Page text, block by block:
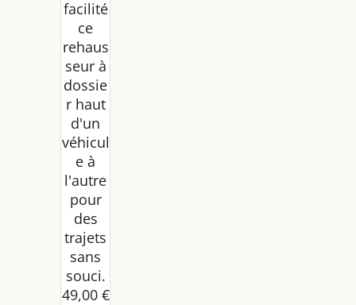
facilité
ce
rehaus
seur à
dossie
r haut
d'un
véhicul
e à
l'autre
pour
des
trajets
sans
souci.
49,00 €